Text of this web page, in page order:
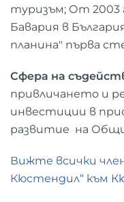
туризъм; От 2003
Бавария в
планина" първа
Сфера на
привличането и
инвестиции в
развитие на
Вижте всички
Кюстендил“ към